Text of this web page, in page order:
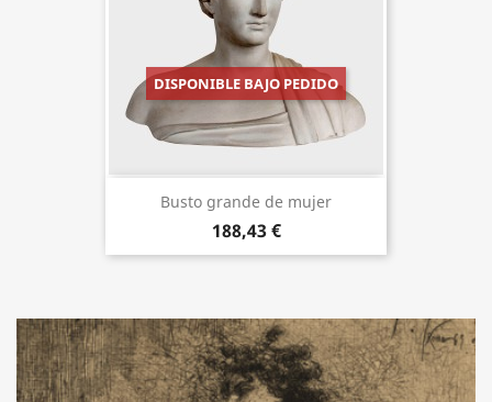
Busto grande de mujer
188,43 €
DISPONIBLE BAJO PEDIDO